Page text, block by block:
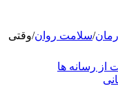
از رسانه ها
/سلامت روان/وقتی